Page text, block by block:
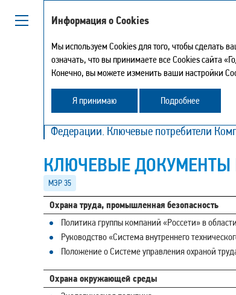
УПРАВЛЕНИЕ
Компания ведет деятельность в
Федерации. Ключевые потребители
КЛЮЧЕВЫЕ ДОКУМЕНТЫ
МЭР 35
Охрана труда, промышленная безопасность
Политика группы компаний «Россети» в
Руководство «Система внутреннего
Положение о Системе управления охраной
Охрана окружающей среды
Информация о Cookies
Мы используем Cookies для того, чтобы сделать
означать, что вы принимаете все Cookies сайта
Конечно, вы можете изменить ваши настройки
Я принимаю Подробнее